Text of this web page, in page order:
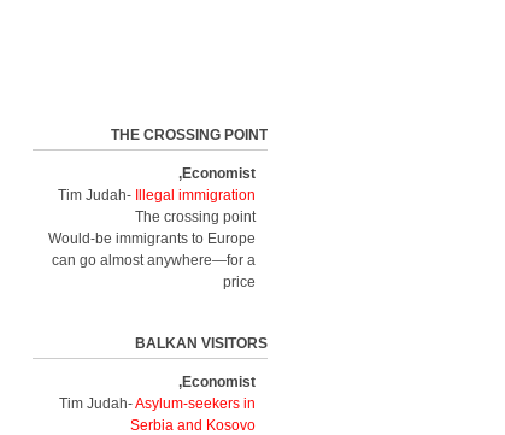
THE CROSSING POINT
Economist,
Tim Judah-
Illegal immigration
The crossing point
Would-be immigrants to Europe
can go almost anywhere—for a
price
BALKAN VISITORS
Economist,
Tim Judah-Asylum-seekers in
Serbia and Kosovo